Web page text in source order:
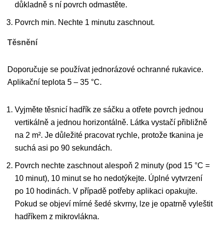
důkladně s ní povrch odmastěte.
Povrch min. Nechte 1 minutu zaschnout.
Těsnění
Doporučuje se používat jednorázové ochranné rukavice.
Aplikační teplota 5 – 35 °C.
Vyjměte těsnicí hadřík ze sáčku a otřete povrch jednou
vertikálně a jednou horizontálně. Látka vystačí přibližně
na 2 m². Je důležité pracovat rychle, protože tkanina je
suchá asi po 90 sekundách.
Povrch nechte zaschnout alespoň 2 minuty (pod 15 °C =
10 minut), 10 minut se ho nedotýkejte. Úplné vytvrzení
po 10 hodinách. V případě potřeby aplikaci opakujte.
Pokud se objeví mírné šedé skvrny, lze je opatrně vyleštit
hadříkem z mikrovlákna.